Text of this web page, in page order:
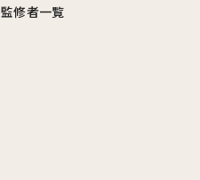
監修者一覧